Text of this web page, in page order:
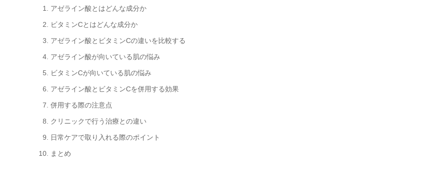
アゼライン酸とはどんな成分か
ビタミンCとはどんな成分か
アゼライン酸とビタミンCの違いを比較する
アゼライン酸が向いている肌の悩み
ビタミンCが向いている肌の悩み
アゼライン酸とビタミンCを併用する効果
併用する際の注意点
クリニックで行う治療との違い
日常ケアで取り入れる際のポイント
まとめ